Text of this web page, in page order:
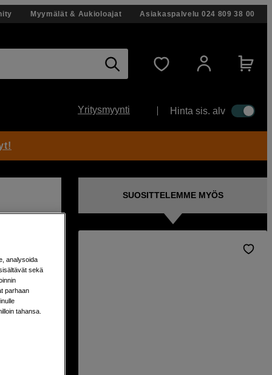
Myymälät & Aukioloajat Asiakaspalvelu 024 809 38 00
Yritysmyynti Hinta sis. alv
SUOSITTELEMME MYÖS
analysoida
sekä
parhaan
tahansa.